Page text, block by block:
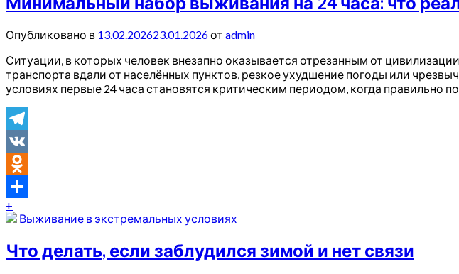
Опубликовано в 13.02.202623.01.2026от admin
Ситуации, в которых человек внезапно оказывается отрезанным от
транспорта вдали от населённых пунктов, резкое ухудшение погоды или
условиях первые 24 часа становятся критическим периодом, когда
Telegram
VK
Odnoklassniki
Отправить
+
Выживание в экстремальных условиях
Что делать, если заблудился зимой и нет связи